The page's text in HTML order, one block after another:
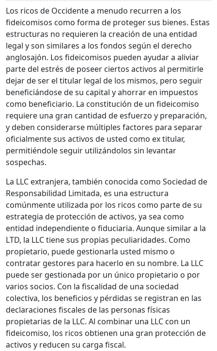
Los ricos de Occidente a menudo recurren a los
fideicomisos como forma de proteger sus bienes. Estas
estructuras no requieren la creación de una entidad
legal y son similares a los fondos según el derecho
anglosajón. Los fideicomisos pueden ayudar a aliviar
parte del estrés de poseer ciertos activos al permitirle
dejar de ser el titular legal de los mismos, pero seguir
beneficiándose de su capital y ahorrar en impuestos
como beneficiario. La constitución de un fideicomiso
requiere una gran cantidad de esfuerzo y preparación,
y deben considerarse múltiples factores para separar
oficialmente sus activos de usted como ex titular,
permitiéndole seguir utilizándolos sin levantar
sospechas.
La LLC extranjera, también conocida como Sociedad de
Responsabilidad Limitada, es una estructura
comúnmente utilizada por los ricos como parte de su
estrategia de protección de activos, ya sea como
entidad independiente o fiduciaria. Aunque similar a la
LTD, la LLC tiene sus propias peculiaridades. Como
propietario, puede gestionarla usted mismo o
contratar gestores para hacerlo en su nombre. La LLC
puede ser gestionada por un único propietario o por
varios socios. Con la fiscalidad de una sociedad
colectiva, los beneficios y pérdidas se registran en las
declaraciones fiscales de las personas físicas
propietarias de la LLC. Al combinar una LLC con un
fideicomiso, los ricos obtienen una gran protección de
activos y reducen su carga fiscal.